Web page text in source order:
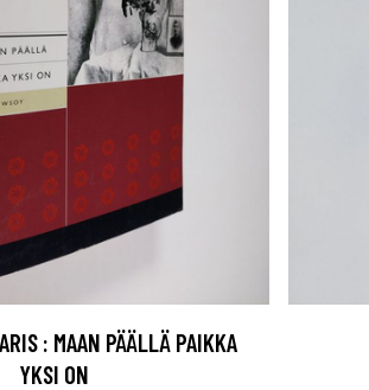
: MAAN PÄÄLLÄ PAIKKA
YKSI ON